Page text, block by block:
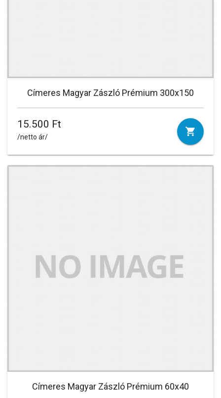
Címeres Magyar Zászló Prémium 300x150
15.500 Ft
/netto ár/
Címeres Magyar Zászló Prémium 60x40